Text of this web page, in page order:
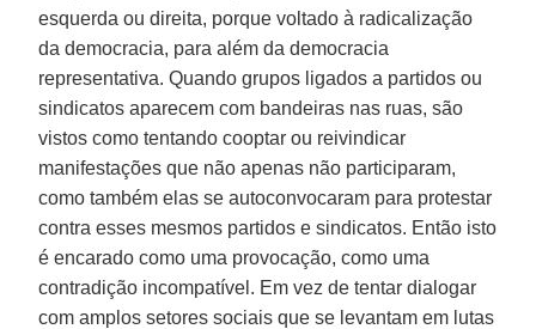
esquerda ou direita, porque voltado à radicalização
da democracia, para além da democracia
representativa. Quando grupos ligados a partidos ou
sindicatos aparecem com bandeiras nas ruas, são
vistos como tentando cooptar ou reivindicar
manifestações que não apenas não participaram,
como também elas se autoconvocaram para protestar
contra esses mesmos partidos e sindicatos. Então isto
é encarado como uma provocação, como uma
contradição incompatível. Em vez de tentar dialogar
com amplos setores sociais que se levantam em lutas